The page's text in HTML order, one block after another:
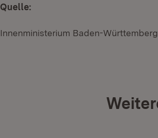
Quelle:
Innenministerium Baden-Württemberg